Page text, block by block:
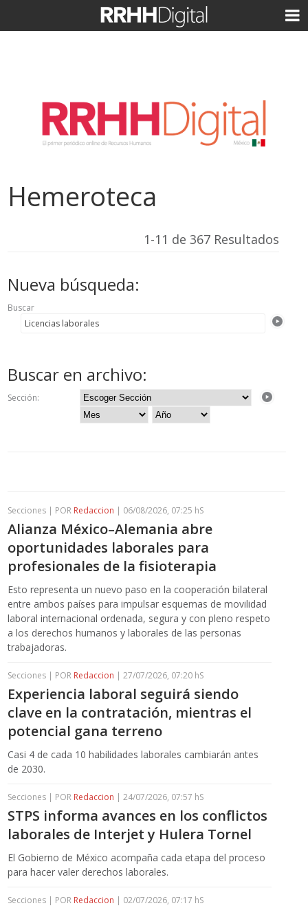
Hemeroteca
1-11 de 367 Resultados
Nueva búsqueda:
Buscar
Buscar en archivo:
Sección:
Secciones | POR Redaccion | 06/08/2026, 07:25 hS
Alianza México–Alemania abre
oportunidades laborales para
profesionales de la fisioterapia
Esto representa un nuevo paso en la cooperación bilateral
entre ambos países para impulsar esquemas de movilidad
laboral internacional ordenada, segura y con pleno respeto
a los derechos humanos y laborales de las personas
trabajadoras.
Secciones | POR Redaccion | 27/07/2026, 07:20 hS
Experiencia laboral seguirá siendo
clave en la contratación, mientras el
potencial gana terreno
Casi 4 de cada 10 habilidades laborales cambiarán antes
de 2030.
Secciones | POR Redaccion | 24/07/2026, 07:57 hS
STPS informa avances en los conflictos
laborales de Interjet y Hulera Tornel
El Gobierno de México acompaña cada etapa del proceso
para hacer valer derechos laborales.
Secciones | POR Redaccion | 02/07/2026, 07:17 hS